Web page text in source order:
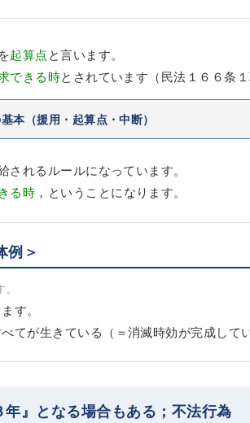
起算点と言います。
できる時とされています（民法１６６条１
本（援用・起算点・中断）
れるルールになっています。
る時 ，ということになります。
例＞
す。
てが生きている（＝消滅時効が完成して
』となる場合もある；不法行為